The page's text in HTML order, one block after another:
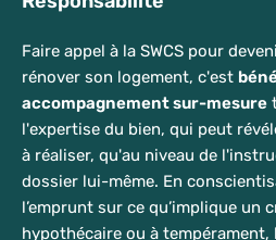
Faire appel à la SWCS pour
rénover son logement, c'est
accompagnement sur-mesure
l'expertise du bien, qui peut
à réaliser, qu'au niveau de
dossier lui-même. En
l’emprunt sur ce qu’implique un
hypothécaire ou à tempérament,